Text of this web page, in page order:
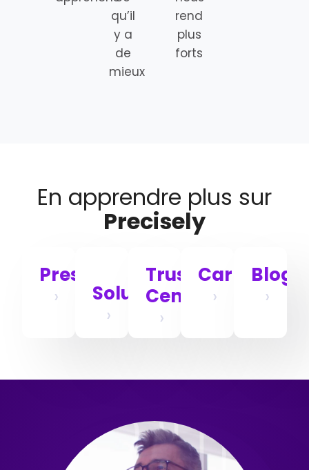
qu’il
y a
de
mieux
rend
plus
forts
En apprendre plus sur
Precisely
Presse
Solutions
Trust
Center
Carrières
Blog